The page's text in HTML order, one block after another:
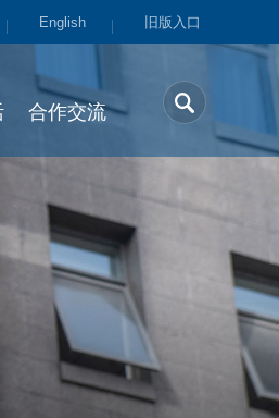
English 旧版入口
合作交流